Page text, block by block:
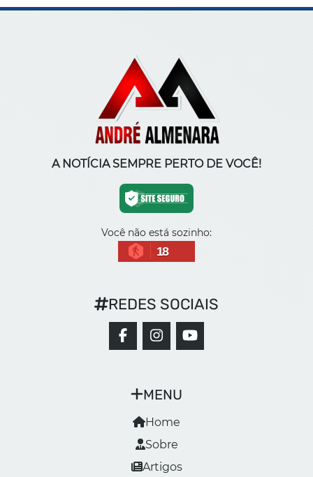
A NOTÍCIA SEMPRE PERTO DE VOCÊ!
Você não está sozinho:
18
MENU
Home
Sobre
Artigos
REDES SOCIAIS